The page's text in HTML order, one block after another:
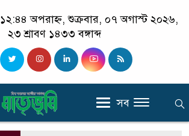
১২:৪৪ অপরাহ্ন, শুক্রবার, ০৭ অগাস্ট ২০২৬,
২৩ শ্রাবণ ১৪৩৩ বঙ্গাব্দ
সব